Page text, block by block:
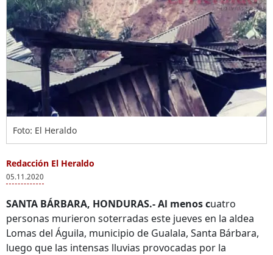
Foto: El Heraldo
Redacción El Heraldo
05.11.2020
SANTA BÁRBARA, HONDURAS.- Al menos cuatro
personas murieron soterradas este jueves en la aldea
Lomas del Águila, municipio de Gualala, Santa Bárbara,
luego que las intensas lluvias provocadas por la